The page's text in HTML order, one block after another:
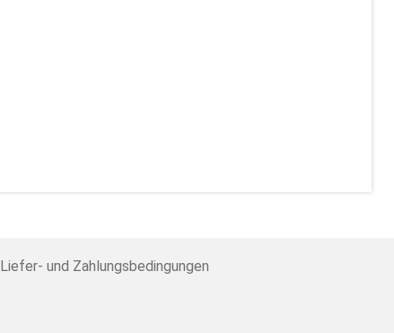
Liefer- und Zahlungsbedingungen